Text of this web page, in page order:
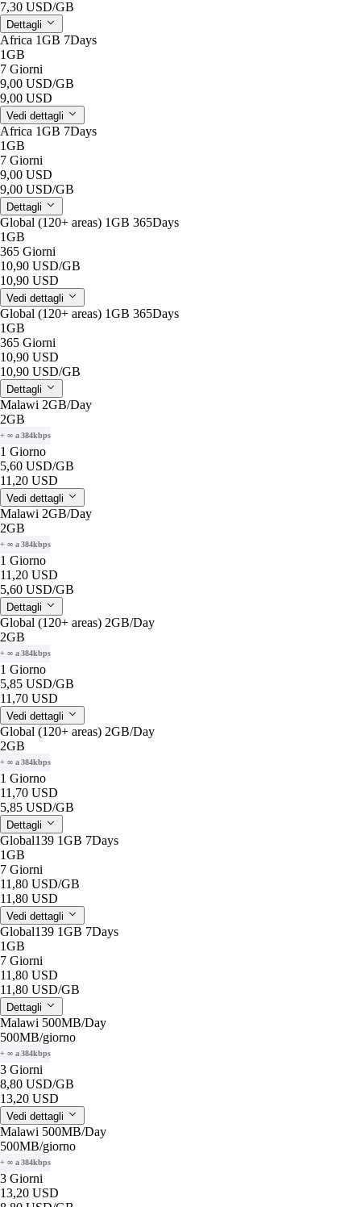
7,30 USD/GB
Dettagli
Africa 1GB 7Days
1GB
7 Giorni
9,00 USD/GB
9,00 USD
Vedi dettagli
Africa 1GB 7Days
1GB
7 Giorni
9,00 USD
9,00 USD/GB
Dettagli
Global (120+ areas) 1GB 365Days
1GB
365 Giorni
10,90 USD/GB
10,90 USD
Vedi dettagli
Global (120+ areas) 1GB 365Days
1GB
365 Giorni
10,90 USD
10,90 USD/GB
Dettagli
Malawi 2GB/Day
2GB
+ ∞ a 384kbps
1 Giorno
5,60 USD/GB
11,20 USD
Vedi dettagli
Malawi 2GB/Day
2GB
+ ∞ a 384kbps
1 Giorno
11,20 USD
5,60 USD/GB
Dettagli
Global (120+ areas) 2GB/Day
2GB
+ ∞ a 384kbps
1 Giorno
5,85 USD/GB
11,70 USD
Vedi dettagli
Global (120+ areas) 2GB/Day
2GB
+ ∞ a 384kbps
1 Giorno
11,70 USD
5,85 USD/GB
Dettagli
Global139 1GB 7Days
1GB
7 Giorni
11,80 USD/GB
11,80 USD
Vedi dettagli
Global139 1GB 7Days
1GB
7 Giorni
11,80 USD
11,80 USD/GB
Dettagli
Malawi 500MB/Day
500MB/giorno
+ ∞ a 384kbps
3 Giorni
8,80 USD/GB
13,20 USD
Vedi dettagli
Malawi 500MB/Day
500MB/giorno
+ ∞ a 384kbps
3 Giorni
13,20 USD